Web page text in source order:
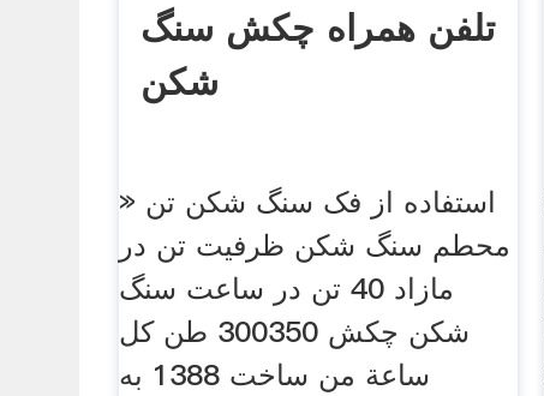
تلفن همراه چکش سنگ
شکن
استفاده از فک سنگ شکن تن «
محطم سنگ شکن ظرفیت تن در
مازاد 40 تن در ساعت سنگ
شکن چکش 300350 طن كل
ساعة من ساخت 1388 به